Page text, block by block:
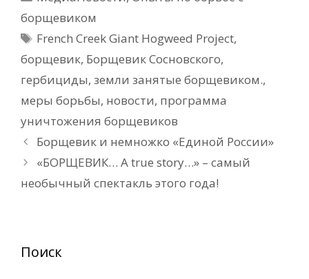
борщевиком
Метки
French Creek Giant Hogweed Project,
борщевик, Борщевик Сосновского,
гербициды, земли занятые борщевиком.,
меры борьбы, новости, программа
уничтожения борщевиков
Борщевик и немножко «Единой России»
«БОРЩЕВИК… A true story…» – самый
необычный спектакль этого года!
Поиск